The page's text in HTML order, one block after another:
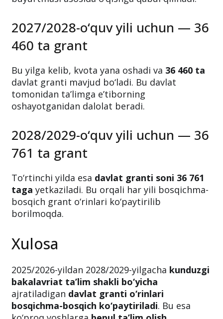
2027/2028-o‘quv yili uchun — 36
460 ta grant
Bu yilga kelib, kvota yana oshadi va 36 460 ta
davlat granti mavjud bo‘ladi. Bu davlat
tomonidan ta’limga e’tiborning
oshayotganidan dalolat beradi.
2028/2029-o‘quv yili uchun — 36
761 ta grant
To‘rtinchi yilda esa davlat granti soni 36 761
taga yetkaziladi. Bu orqali har yili bosqichma-
bosqich grant o‘rinlari ko‘paytirilib
borilmoqda.
Xulosa
2025/2026-yildan 2028/2029-yilgacha kunduzgi
bakalavriat ta’lim shakli bo‘yicha
ajratiladigan davlat granti o‘rinlari
bosqichma-bosqich ko‘paytiriladi. Bu esa